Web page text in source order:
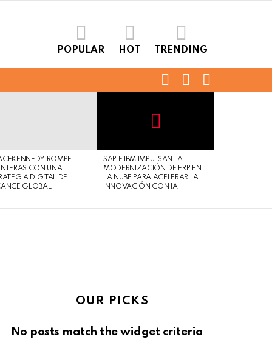
POPULAR HOT TRENDING
FOLLOWSEARCH
ROMPE
CON UNA
DIGITAL DE
GLOBAL
Safe
For
Work
view
this
post
SAP E IBM IMPULSAN LA
MODERNIZACIÓN DE ERP EN
LA NUBE PARA ACELERAR LA
INNOVACIÓN CON IA
OUR PICKS
No posts match the widget criteria